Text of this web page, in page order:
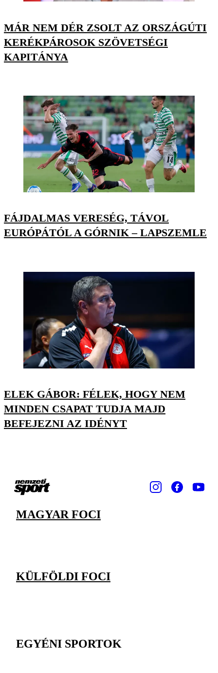
MÁR NEM DÉR ZSOLT AZ ORSZÁGÚTI
KERÉKPÁROSOK SZÖVETSÉGI
KAPITÁNYA
FÁJDALMAS VERESÉG, TÁVOL
EURÓPÁTÓL A GÓRNIK – LAPSZEMLE
ELEK GÁBOR: FÉLEK, HOGY NEM
MINDEN CSAPAT TUDJA MAJD
BEFEJEZNI AZ IDÉNYT
MAGYAR FOCI
KÜLFÖLDI FOCI
EGYÉNI SPORTOK